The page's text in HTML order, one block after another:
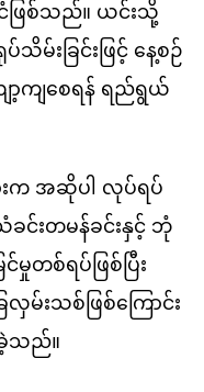
ြစ်သည်။ ယင်းသို့
းခြင်းဖြင့် နေ့စဉ်
ော့ကျစေရန် ရည်ရွယ်
းက အဆိုပါ လုပ်ရပ်
ခင်းတမန်ခင်းနှင့် ဘုံ
တစ်ရပ်ဖြစ်ပြီး
လှမ်းသစ်ဖြစ်ကြောင်း
သည်။